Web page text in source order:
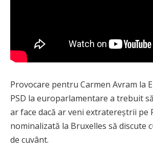
Provocare pentru Carmen Avram la
PSD la europarlamentare a trebuit
ar face dacă ar veni extratereștrii pe
nominalizată la Bruxelles să discute
de cuvânt.